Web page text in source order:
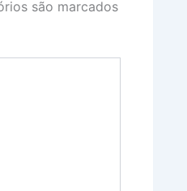
são marcados